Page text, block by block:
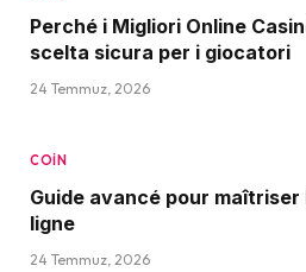
Perché i Migliori Online
scelta sicura per i giocatori
24 Temmuz, 2026
COIN
Guide avancé pour
ligne
24 Temmuz, 2026